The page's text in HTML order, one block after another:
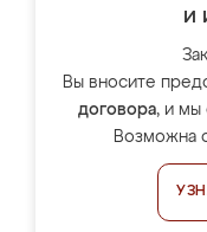
и
Вы вносите
договора, и мы
Возможна